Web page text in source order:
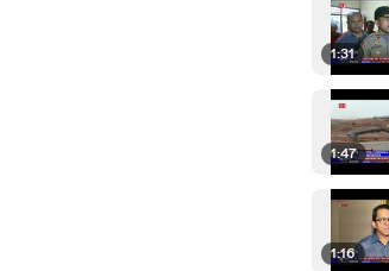
1:31
1:47
1:16